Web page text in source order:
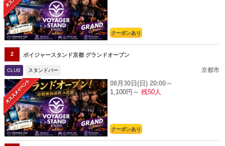
クーポンあり
2 ボイジャースタンド京都 グランドオープン
CLUB スタンドバー 京都市
08月30日(日) 20:00～
1,100円～ 残50人
クーポンあり